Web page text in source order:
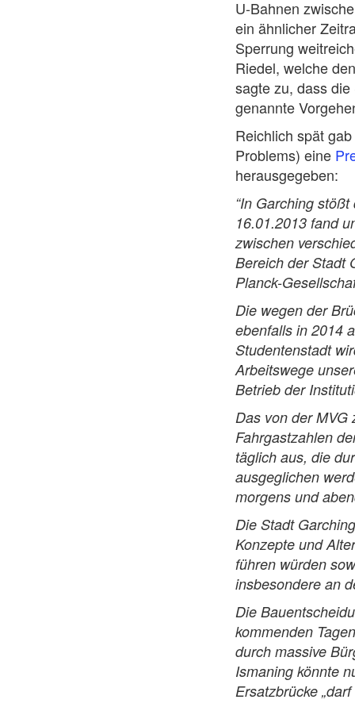
U-Bahnen
ein ähnlicher
Sperrung
Riedel, welche
sagte zu, dass
genannte
Reichlich spät
Problems) eine
herausgegeben:
“In Garching
16.01.2013 fand
zwischen
Bereich der Stadt
Planck-
Die wegen der
ebenfalls in 2014
Studentenstadt
Arbeitswege
Betrieb der
Das von der MVG
Fahrgastzahlen
täglich aus, die
ausgeglichen
morgens und
Die Stadt
Konzepte und
führen würden
insbesondere an
Die
kommenden
durch massive
Ismaning könnte
Ersatzbrücke